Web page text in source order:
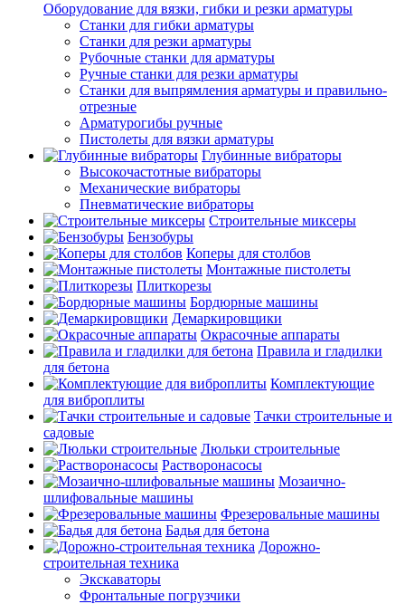
Оборудование для вязки, гибки и резки арматуры
Станки для гибки арматуры
Станки для резки арматуры
Рубочные станки для арматуры
Ручные станки для резки арматуры
Станки для выпрямления арматуры и правильно-
отрезные
Арматурогибы ручные
Пистолеты для вязки арматуры
Глубинные вибраторы
Высокочастотные вибраторы
Механические вибраторы
Пневматические вибраторы
Строительные миксеры
Бензобуры
Коперы для столбов
Монтажные пистолеты
Плиткорезы
Бордюрные машины
Демаркировщики
Окрасочные аппараты
Правила и гладилки
для бетона
Комплектующие
для виброплиты
Тачки строительные и
садовые
Люльки строительные
Растворонасосы
Мозаично-
шлифовальные машины
Фрезеровальные машины
Бадья для бетона
Дорожно-
строительная техника
Экскаваторы
Фронтальные погрузчики